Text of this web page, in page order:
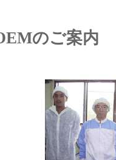
のご案内